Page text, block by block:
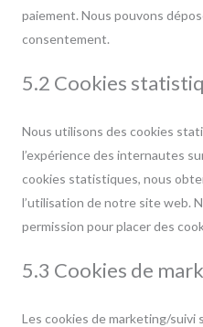
paiement. Nous pouvons
consentement.
5.2 Cookies
Nous utilisons des cookies
l’expérience des internautes
cookies statistiques, nous
l’utilisation de notre site web.
permission pour placer des
5.3 Cookies de
Les cookies de marketing/